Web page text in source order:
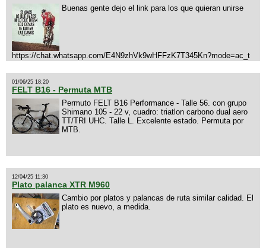
Buenas gente dejo el link para los que quieran unirse
https://chat.whatsapp.com/E4N9zhVk9wHFFzK7T345Kn?mode=ac_t
01/06/25 18:20
FELT B16 - Permuta MTB
Permuto FELT B16 Performance - Talle 56. con grupo
Shimano 105 - 22 v, cuadro: triatlon carbono dual aero
TT/TRI UHC. Talle L. Excelente estado. Permuta por
MTB.
12/04/25 11:30
Plato palanca XTR M960
Cambio por platos y palancas de ruta similar calidad. El
plato es nuevo, a medida.